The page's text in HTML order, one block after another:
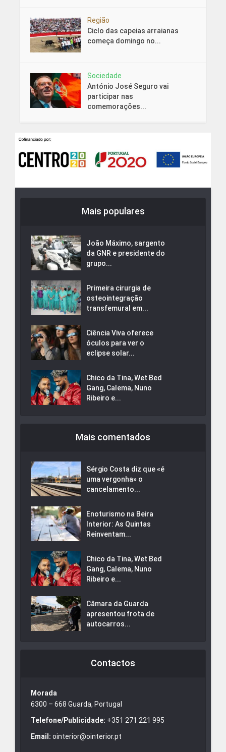
Região
Ciclo das capeias arraianas
começa domingo no...
Sociedade
António José Seguro vai
participar nas
comemorações...
Mais populares
João Máximo, sargento
da GNR e presidente do
grupo...
Primeira cirurgia de
osteointegração
transfemural em...
Ciência Viva oferece
óculos para ver o
eclipse solar...
Chico da Tina, Wet Bed
Gang, Calema, Nuno
Ribeiro e...
Mais comentados
Sérgio Costa diz que «é
uma vergonha» o
cancelamento...
Enoturismo na Beira
Interior: As Quintas
Reinventam...
Chico da Tina, Wet Bed
Gang, Calema, Nuno
Ribeiro e...
Câmara da Guarda
apresentou frota de
autocarros...
Contactos
Morada
6300 – 668 Guarda, Portugal
Telefone/Publicidade: +351 271 221 995
Email: ointerior@ointerior.pt